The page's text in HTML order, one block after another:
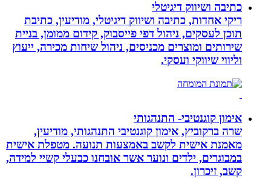
כתיבה ושיווק דיגיטלי
ריקי אחדות, כתיבה ושיווק דיגיטלי, מודיעין, כתיבת
תוכן לעסקים, ניהול דפי פייסבוק, קידום ממומן, בניית
שירותים ומוצרים מכניסים, ניהול שיחות מכירה, ייעוץ
וליווי שיווקי ועסקי.
אימון קוגנטיבי- התנהגותי
שרה ברקוביץ, אימון קוגנטיבי התנהגותי, מודיעין,
מאמנת אישית לקשב באמצעות תנועה. מטפלת אישית
במבוגרים, ילדים ונוער אשר אובחנו כבעלי קשיי למידה,
קשב, זיכרון.